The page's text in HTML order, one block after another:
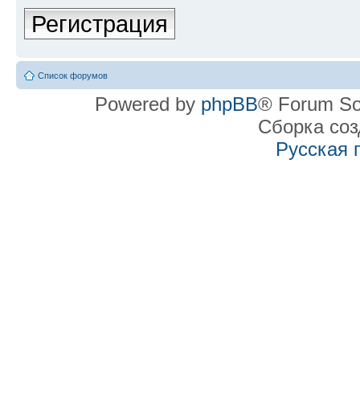
Регистрация
Список форумов
Powered by phpBB® Forum
Сборка
Русская